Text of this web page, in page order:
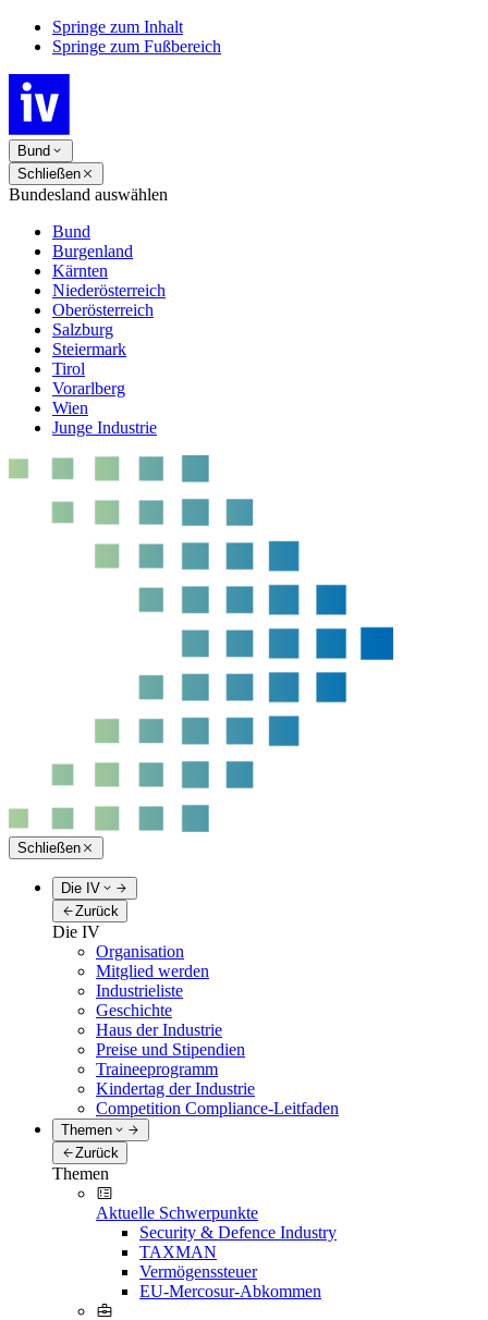
Springe zum Inhalt
Springe zum Fußbereich
Bund
Schließen
Bundesland auswählen
Bund
Burgenland
Kärnten
Niederösterreich
Oberösterreich
Salzburg
Steiermark
Tirol
Vorarlberg
Wien
Junge Industrie
Schließen
Die IV
Zurück
Die IV
Organisation
Mitglied werden
Industrieliste
Geschichte
Haus der Industrie
Preise und Stipendien
Traineeprogramm
Kindertag der Industrie
Competition Compliance-Leitfaden
Themen
Zurück
Themen
Aktuelle Schwerpunkte
Security & Defence Industry
TAXMAN
Vermögenssteuer
EU-Mercosur-Abkommen